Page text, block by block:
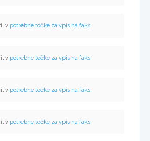
v potrebne točke za vpis na faks
v potrebne točke za vpis na faks
v potrebne točke za vpis na faks
v potrebne točke za vpis na faks